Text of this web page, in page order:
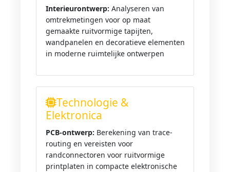
Interieurontwerp: Analyseren van
omtrekmetingen voor op maat
gemaakte ruitvormige tapijten,
wandpanelen en decoratieve elementen
in moderne ruimtelijke ontwerpen
Technologie &
Elektronica
PCB-ontwerp: Berekening van trace-
routing en vereisten voor
randconnectoren voor ruitvormige
printplaten in compacte elektronische